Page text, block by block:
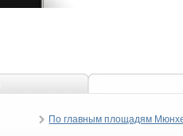
По главным площадям